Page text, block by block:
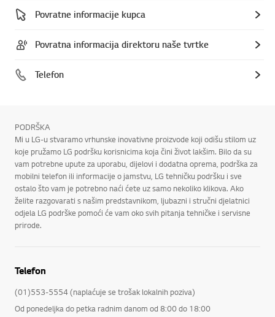
Povratne informacije kupca
Povratna informacija direktoru naše tvrtke
Telefon
PODRŠKA
Mi u LG-u stvaramo vrhunske inovativne proizvode koji odišu stilom uz
koje pružamo LG podršku korisnicima koja čini život lakšim. Bilo da su
vam potrebne upute za uporabu, dijelovi i dodatna oprema, podrška za
mobilni telefon ili informacije o jamstvu, LG tehničku podršku i sve
ostalo što vam je potrebno naći ćete uz samo nekoliko klikova. Ako
želite razgovarati s našim predstavnikom, ljubazni i stručni djelatnici
odjela LG podrške pomoći će vam oko svih pitanja tehničke i servisne
prirode.
Telefon
(01)553-5554 (naplaćuje se trošak lokalnih poziva)
Od ponedeljka do petka radnim danom od 8:00 do 18:00